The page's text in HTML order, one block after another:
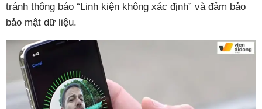
tránh thông báo “Linh kiện không xác định” và đảm bảo
bảo mật dữ liệu.